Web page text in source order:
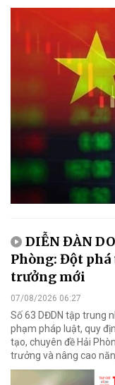
DIỄN ĐÀN
Phòng: Đột
trưởng mới
07/08/2026 06:27
Số 63 DĐDN tập trung
phạm pháp luật, quy
tạo, chuyên đề Hải
trưởng và nâng cao